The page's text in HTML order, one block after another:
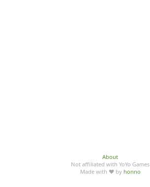
About
Not affiliated with YoYo Games
Made with ♥ by honno